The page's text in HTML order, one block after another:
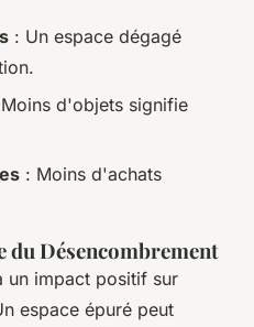
: Un espace dégagé
d'objets signifie
: Moins d'achats
du Désencombrement
un impact positif sur
espace épuré peut